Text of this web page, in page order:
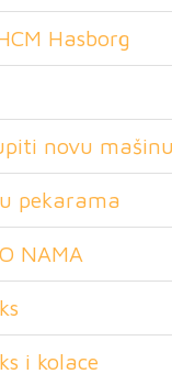
Hasborg
novu
pekarama
NAMA
i kolace